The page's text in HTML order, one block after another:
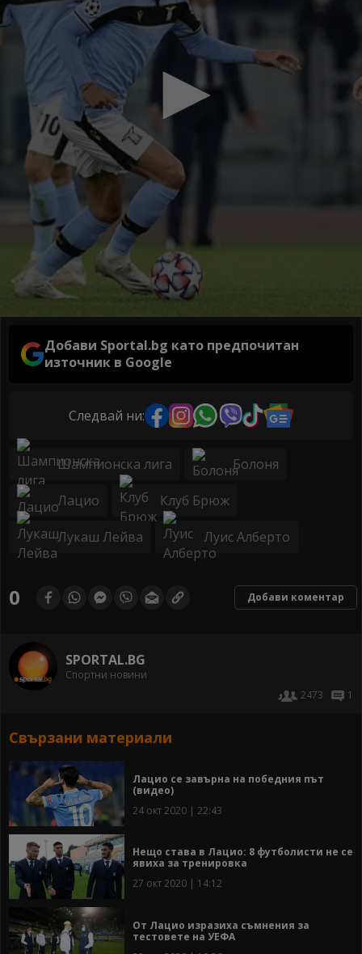
Добави Sportal.bg като предпочитан
източник в Google
Следвай ни:
Шампионска лига Болоня
Лацио Клуб Брюж
Лукаш Лейва Луис Алберто
0 Добави коментар
SPORTAL.BG
Спортни новини
2473
1
Свързани материали
Лацио се завърна на победния път
(видео)
24 окт 2020 | 22:43
Нещо става в Лацио: 8 футболисти не се
явиха за тренировка
27 окт 2020 | 14:12
От Лацио изразиха съмнения за
тестовете на УЕФА